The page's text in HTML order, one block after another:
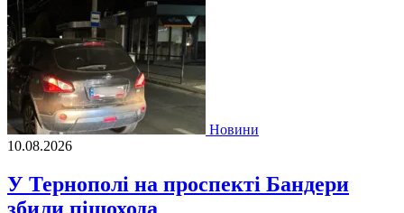
Новини
10.08.2026
У Тернополі на проспекті Бандери